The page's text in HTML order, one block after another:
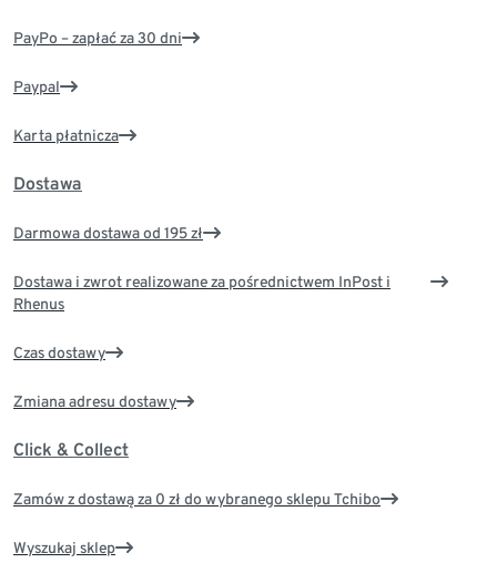
PayPo – zapłać za 30 dni
Paypal
Karta płatnicza
Dostawa
Darmowa dostawa od 195 zł
Dostawa i zwrot realizowane za pośrednictwem InPost i
Rhenus
Czas dostawy
Zmiana adresu dostawy
Click & Collect
Zamów z dostawą za 0 zł do wybranego sklepu Tchibo
Wyszukaj sklep